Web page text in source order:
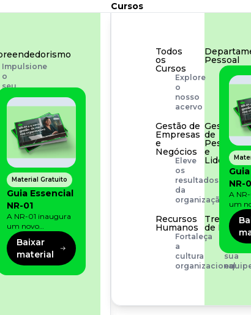
Impulsione
o
seu
negócio
Aprimore
cultura
organizacional
o
Tudo
para
facilitar
rotina
Material Gratuito
Guia Essencial
NR-01
A NR-01 inaugura
um novo
momento na
prevenção de riscos:
agora, além dos
fatores físicos e
operacionais, as
Baixar
material
Cursos
Todos
os
Cursos
Explore
o
nosso
acervo
Pessoal
Para
Gestão de
Empresas
e
Negócios
Eleve
os
resultados
da
organização
Gestão
de
Pessoas
e
Liderança
com
Recursos
Humanos
Fortaleça
a
cultura
organizacional
de
sua
NR-
A
um
agora,
olhar